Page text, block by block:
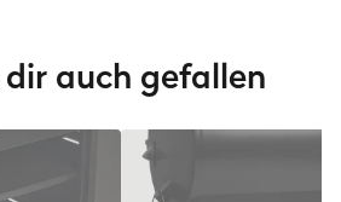
auch gefallen